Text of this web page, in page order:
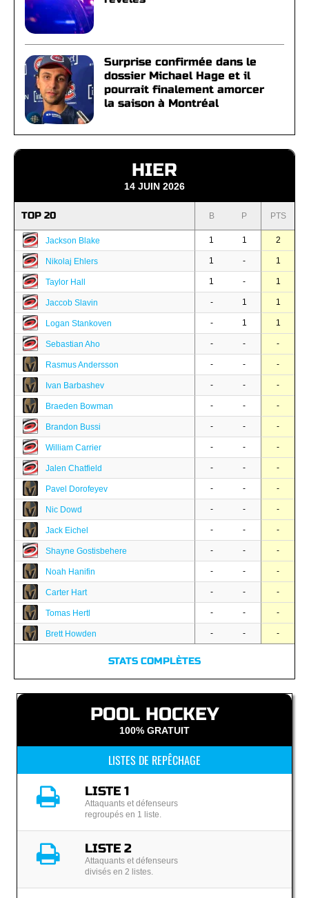
Surprise confirmée dans le
dossier Michael Hage et il
pourrait finalement amorcer
la saison à Montréal
HIER
14 JUIN 2026
TOP 20 B P PTS
Jackson Blake 1 1 2
Nikolaj Ehlers 1 - 1
Taylor Hall 1 - 1
Jaccob Slavin - 1 1
Logan Stankoven - 1 1
Sebastian Aho - - -
Rasmus Andersson - - -
Ivan Barbashev - - -
Braeden Bowman - - -
Brandon Bussi - - -
William Carrier - - -
Jalen Chatfield - - -
Pavel Dorofeyev - - -
Nic Dowd - - -
Jack Eichel - - -
Shayne Gostisbehere - - -
Noah Hanifin - - -
Carter Hart - - -
Tomas Hertl - - -
Brett Howden - - -
STATS COMPLÈTES
POOL HOCKEY
100% GRATUIT
LISTES DE REPÊCHAGE
LISTE 1
Attaquants et défenseurs
regroupés en 1 liste.
LISTE 2
Attaquants et défenseurs
divisés en 2 listes.